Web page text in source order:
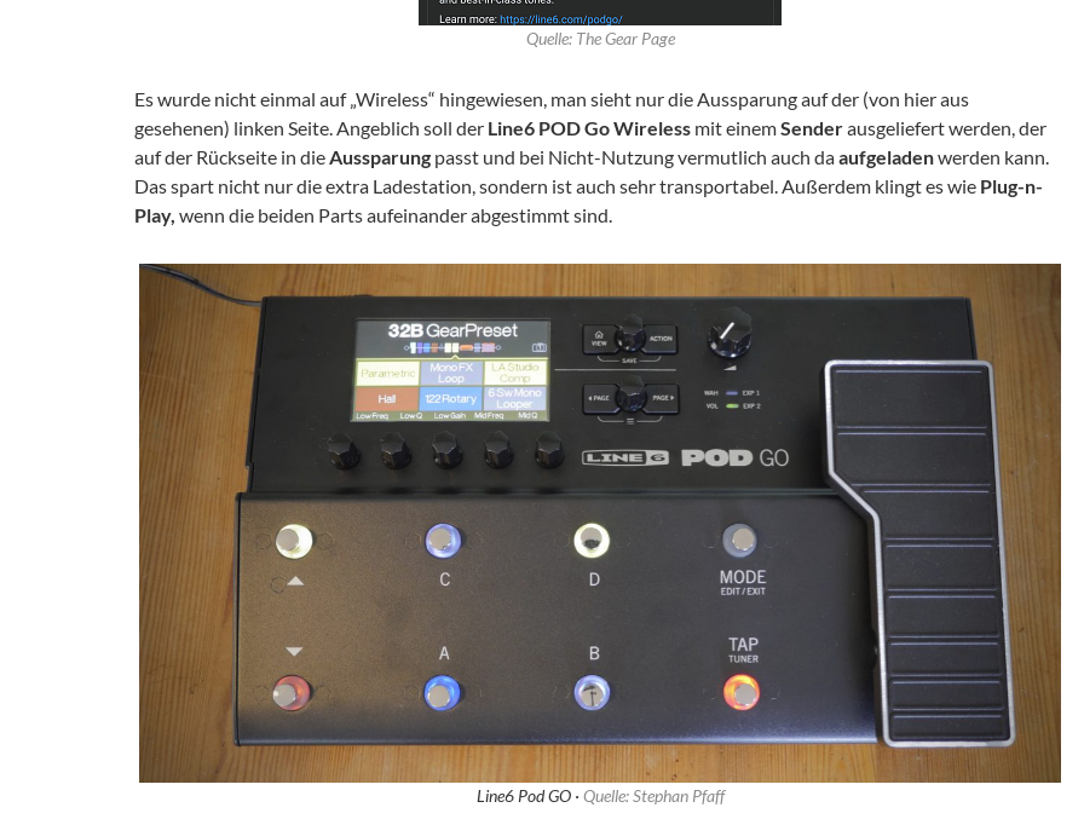
Quelle: The Gear Page
Es wurde nicht einmal auf „Wireless“ hingewiesen, man sieht nur die Aussparung auf der (von hier aus
gesehenen) linken Seite. Angeblich soll der Line6 POD Go Wireless mit einemSenderausgeliefert werden, der
auf der Rückseite in dieAussparung passt und bei Nicht-Nutzung vermutlich auch daaufgeladenwerden kann.
Das spart nicht nur die extra Ladestation, sondern ist auch sehr transportabel. Außerdem klingt es wie Plug-n-
Play, wenn die beiden Parts aufeinander abgestimmt sind.
Line6 Pod GO · Quelle: Stephan Pfaff